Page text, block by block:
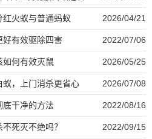
2026/04/21
红火蚁与普通蚂蚁
2022/07/06
有效驱除四害
2026/05/25
何有效灭鼠
2026/07/08
，上门消杀更省心
2022/08/16
底干净的方法
2022/09/15
死灭不绝吗？